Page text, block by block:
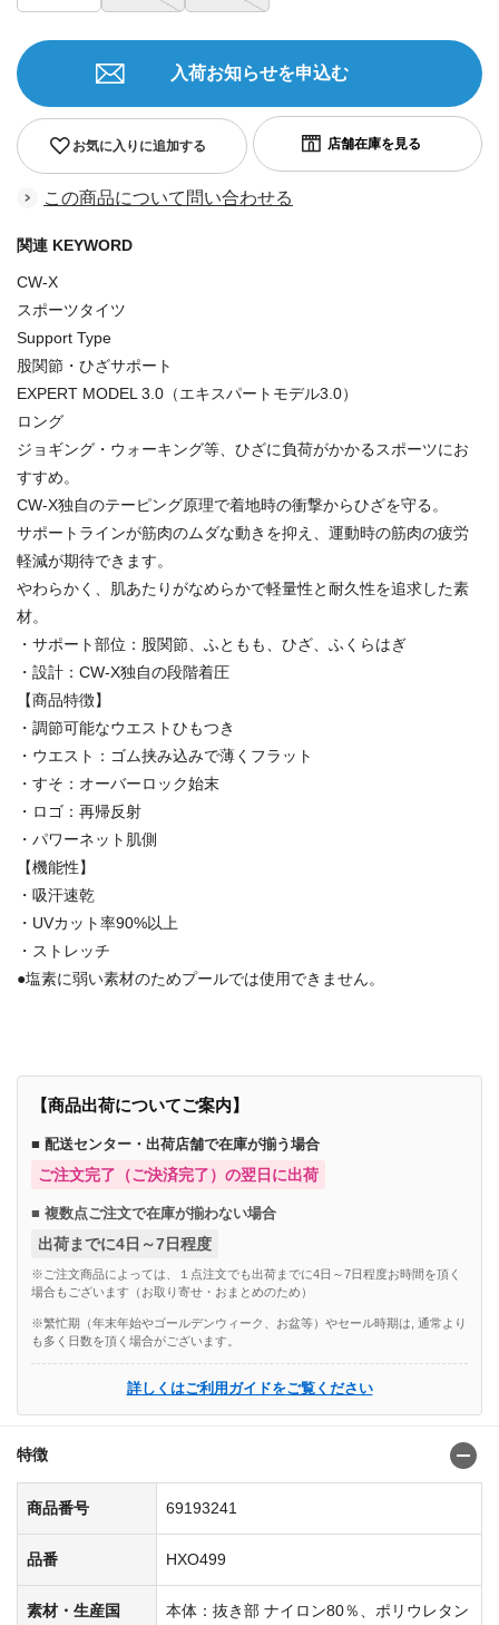
お気に入りに追加する
入荷お知らせを申込む
この商品について問い合わせる
関連 KEYWORD
CW-X
スポーツタイツ
Support Type
股関節・ひざサポート
EXPERT MODEL 3.0（エキスパートモデル3.0）
ロング
ジョギング・ウォーキング等、ひざに負荷がかかるスポーツにお
すすめ。
CW-X独自のテーピング原理で着地時の衝撃からひざを守る。
サポートラインが筋肉のムダな動きを抑え、運動時の筋肉の疲労
軽減が期待できます。
やわらかく、肌あたりがなめらかで軽量性と耐久性を追求した素
材。
・サポート部位：股関節、ふともも、ひざ、ふくらはぎ
・設計：CW-X独自の段階着圧
【商品特徴】
・調節可能なウエストひもつき
・ウエスト：ゴム挟み込みで薄くフラット
・すそ：オーバーロック始末
・ロゴ：再帰反射
・パワーネット肌側
【機能性】
・吸汗速乾
・UVカット率90%以上
・ストレッチ
●塩素に弱い素材のためプールでは使用できません。
【商品出荷についてご案内】
■ 配送センター・出荷店舗で在庫が揃う場合
ご注文完了（ご決済完了）の翌日に出荷
■ 複数点ご注文で在庫が揃わない場合
出荷までに4日～7日程度
※ご注文商品によっては、１点注文でも出荷までに4日～7日程度お時間を頂く
場合もございます（お取り寄せ・おまとめのため）
※繁忙期（年末年始やゴールデンウィーク、お盆等）やセール時期は, 通常より
も多く日数を頂く場合がございます。
詳しくはご利用ガイドをご覧ください
特徴
商品番号 69193241
品番 HXO499
素材・生産国
本体：抜き部 ナイロン80％、ポリウレタン